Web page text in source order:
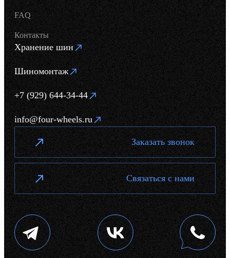
FAQ
Контакты
Хранение шин
Шиномонтаж
+7 (929) 644-34-44
info@four-wheels.ru
Заказать звонок
Связаться с нами